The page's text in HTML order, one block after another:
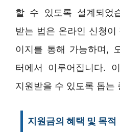
할 수 있도록 설계되었
받는 법은 온라인 신청
이지를 통해 가능하며,
터에서 이루어집니다.
지원받을 수 있도록 돕는
지원금의 혜택 및 목적